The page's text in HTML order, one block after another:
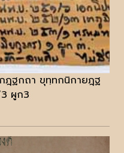
ฎฺฐกถา ขุทฺทกนิกายฎฺฐ
3 ผูก3